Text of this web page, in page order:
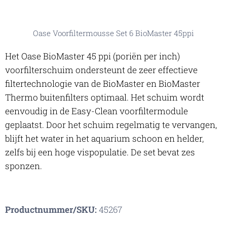
Oase Voorfiltermousse Set 6 BioMaster 45ppi
Het Oase BioMaster 45 ppi (poriën per inch)
voorfilterschuim ondersteunt de zeer effectieve
filtertechnologie van de BioMaster en BioMaster
Thermo buitenfilters optimaal. Het schuim wordt
eenvoudig in de Easy-Clean voorfiltermodule
geplaatst. Door het schuim regelmatig te vervangen,
blijft het water in het aquarium schoon en helder,
zelfs bij een hoge vispopulatie. De set bevat zes
sponzen.
Productnummer/SKU:45267